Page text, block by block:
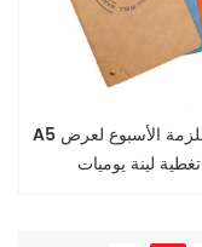
A5 حالة ملزمة الأسبوع لعرض
تغطية لينة يوميات